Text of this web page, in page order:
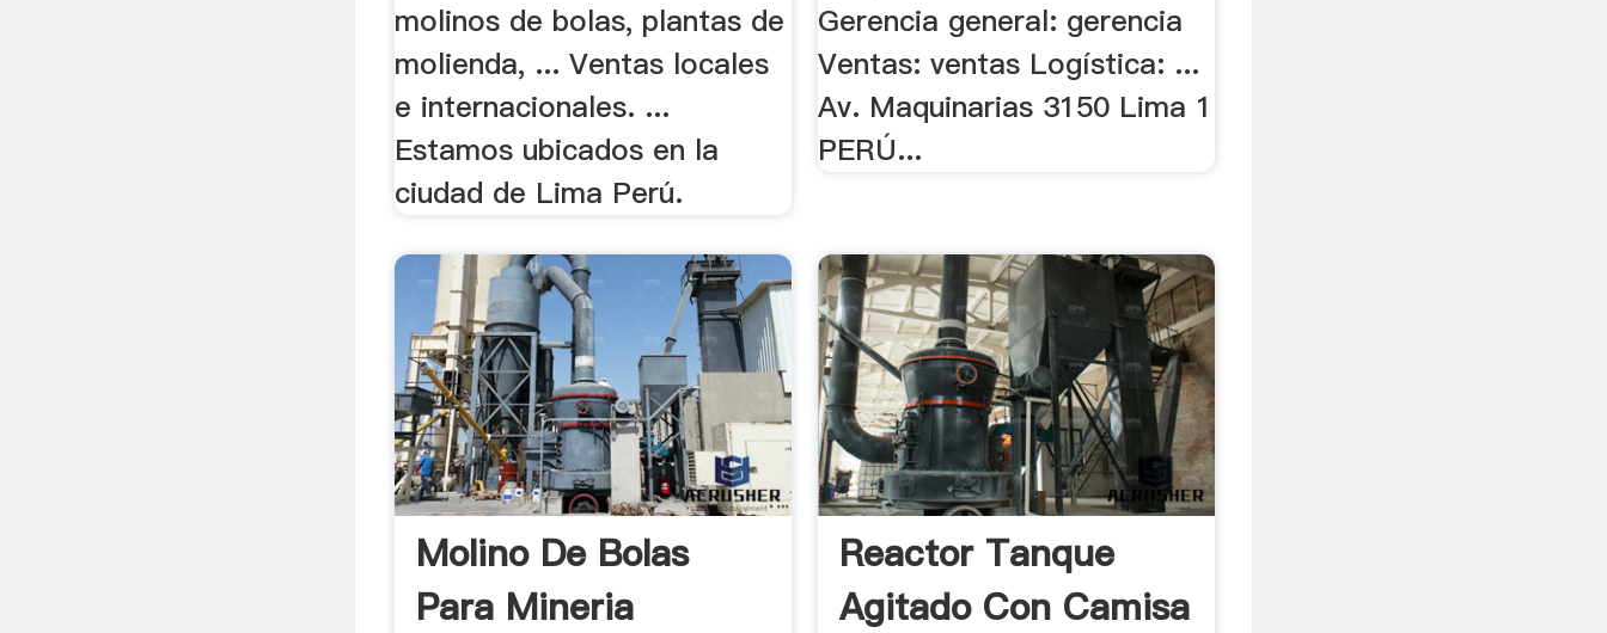
molinos de bolas, plantas de
molienda, ... Ventas locales
e internacionales. ...
Estamos ubicados en la
ciudad de Lima Perú.
Gerencia general: gerencia
Ventas: ventas Logística: ...
Av. Maquinarias 3150 Lima 1
PERÚ...
Molino De Bolas
Para Mineria
Reactor Tanque
Agitado Con Camisa